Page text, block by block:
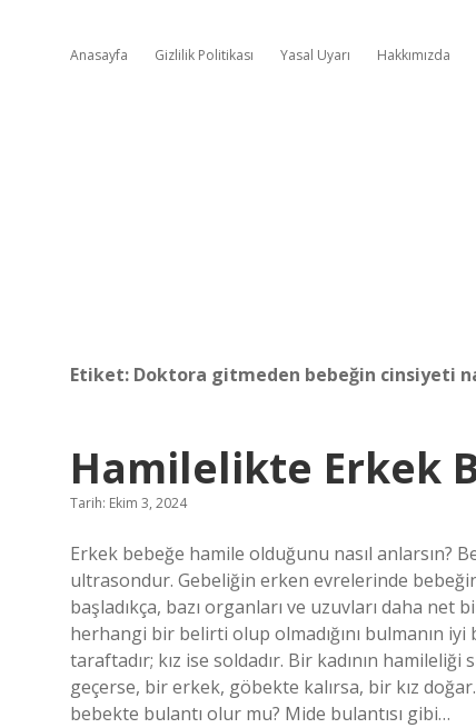
Anasayfa Gizlilik Politikası Yasal Uyarı Hakkımızda
Etiket: Doktora gitmeden bebeğin cinsiyeti
Hamilelikte Erkek
Tarih: Ekim 3, 2024
Erkek bebeğe hamile olduğunu nasıl anlarsın?
ultrasondur. Gebeliğin erken evrelerinde
başladıkça, bazı organları ve uzuvları daha
herhangi bir belirti olup olmadığını bulmanın
taraftadır; kız ise soldadır. Bir kadının
geçerse, bir erkek, göbekte kalırsa, bir kız
bebekte bulantı olur mu? Mide bulantısı gibi…